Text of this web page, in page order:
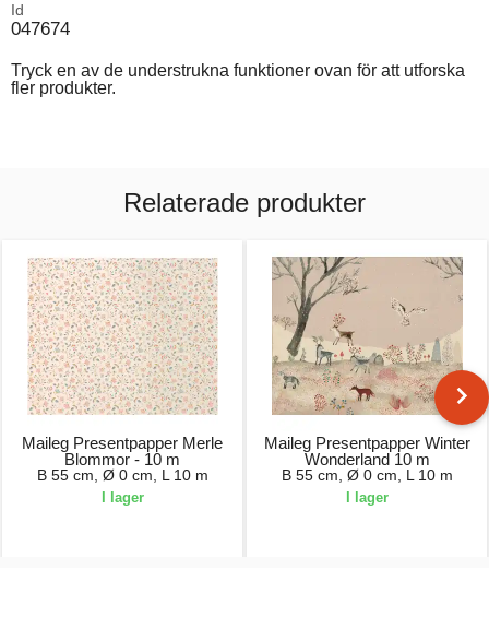
Id
047674
Tryck en av de understrukna funktioner ovan för att utforska
fler produkter.
Relaterade produkter
Maileg Presentpapper Merle
Blommor - 10 m
B 55 cm, Ø 0 cm, L 10 m
I lager
Maileg Presentpapper Winter
Wonderland 10 m
B 55 cm, Ø 0 cm, L 10 m
I lager